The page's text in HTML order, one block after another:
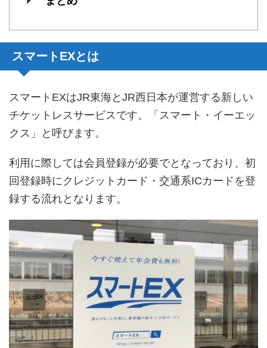
スマートEXとは
スマートEXはJR東海とJR西日本が運営する新しい
チケットレスサービスです。「スマート・イーエッ
クス」と呼びます。
利用に際しては会員登録が必要でとなっており、初
回登録時にクレジットカード・交通系ICカードを登
録する流れとなります。